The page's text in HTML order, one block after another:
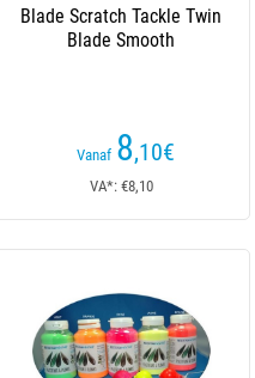
Blade Scratch Tackle Twin
Blade Smooth
Vanaf 8,10€
VA*: €8,10